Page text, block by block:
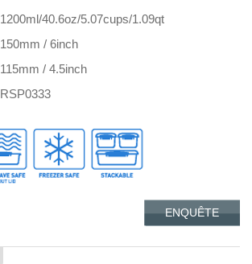
1200ml/40.6oz/5.07cups/1.09qt
150mm / 6inch
115mm / 4.5inch
RSP0333
ENQUÊTE